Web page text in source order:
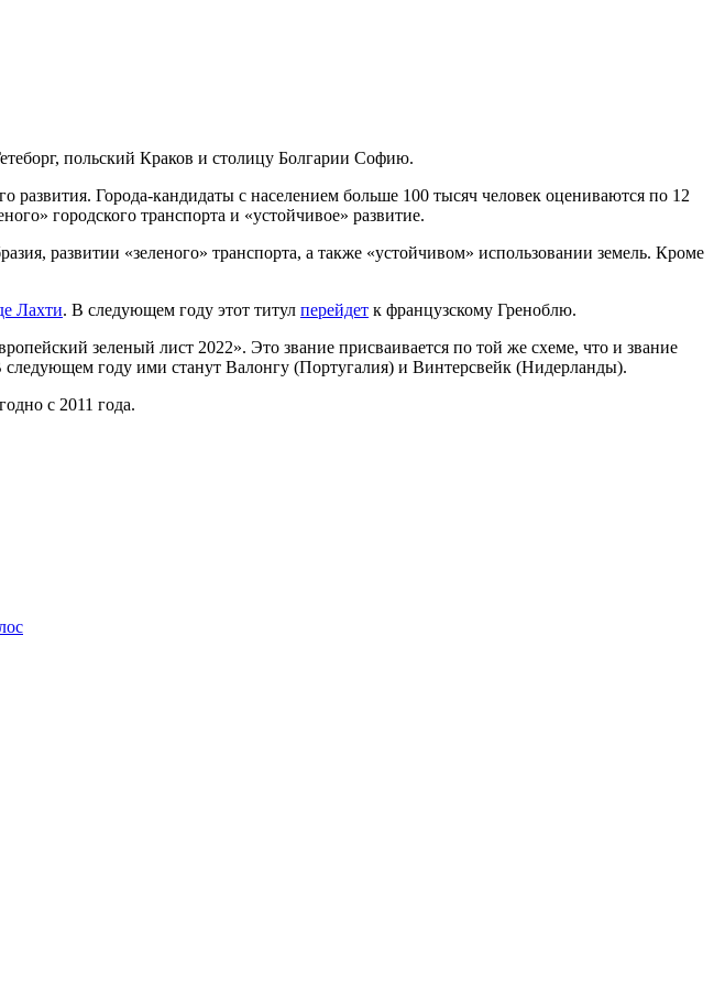
польский Краков и столицу Болгарии Софию.
Города-кандидаты с населением больше 100 тысяч человек оцениваются по 12
городского транспорта и «устойчивое» развитие.
развитии «зеленого» транспорта, а также «устойчивом» использовании земель. Кроме
Лахти. В следующем году этот титул перейдет к французскому Греноблю.
зеленый лист 2022». Это звание присваивается по той же схеме, что и звание
следующем году ими станут Валонгу (Португалия) и Винтерсвейк (Нидерланды).
с 2011 года.